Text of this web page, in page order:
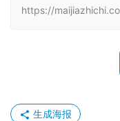
https://
生成海报